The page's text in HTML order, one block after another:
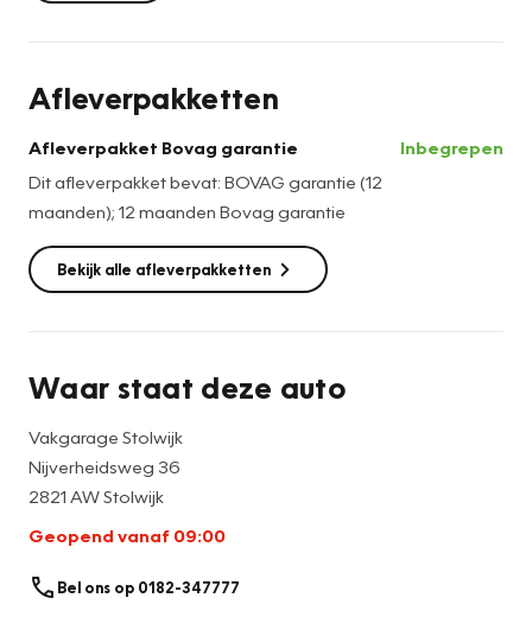
Afleverpakketten
Afleverpakket Bovag garantie
Dit afleverpakket bevat: BOVAG garantie (12
maanden); 12 maanden Bovag garantie
Inbegrepen
Bekijk alle afleverpakketten
Waar staat deze auto
Vakgarage Stolwijk
Nijverheidsweg 36
2821 AW Stolwijk
Geopend vanaf 09:00
Bel ons op 0182-347777